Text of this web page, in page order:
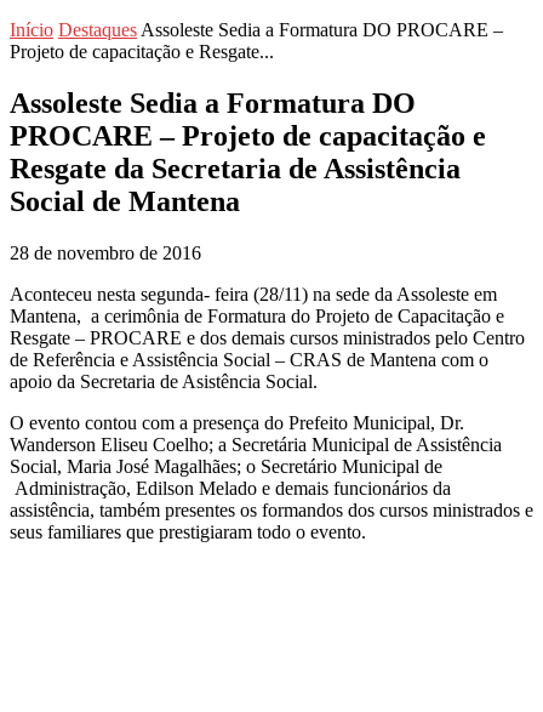
Início Destaques Assoleste Sedia a Formatura DO PROCARE –
Projeto de capacitação e Resgate...
Assoleste Sedia a Formatura DO
PROCARE – Projeto de capacitação e
Resgate da Secretaria de Assistência
Social de Mantena
28 de novembro de 2016
Aconteceu nesta segunda- feira (28/11) na sede da Assoleste em
Mantena, a cerimônia de Formatura do Projeto de Capacitação e
Resgate – PROCARE e dos demais cursos ministrados pelo Centro
de Referência e Assistência Social – CRAS de Mantena com o
apoio da Secretaria de Asistência Social.
O evento contou com a presença do Prefeito Municipal, Dr.
Wanderson Eliseu Coelho; a Secretária Municipal de Assistência
Social, Maria José Magalhães; o Secretário Municipal de
Administração, Edilson Melado e demais funcionários da
assistência, também presentes os formandos dos cursos ministrados e
seus familiares que prestigiaram todo o evento.